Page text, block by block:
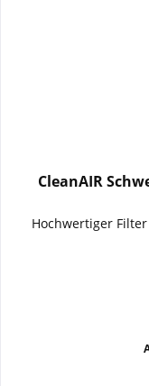
CleanAIR
Hochwertiger Filter